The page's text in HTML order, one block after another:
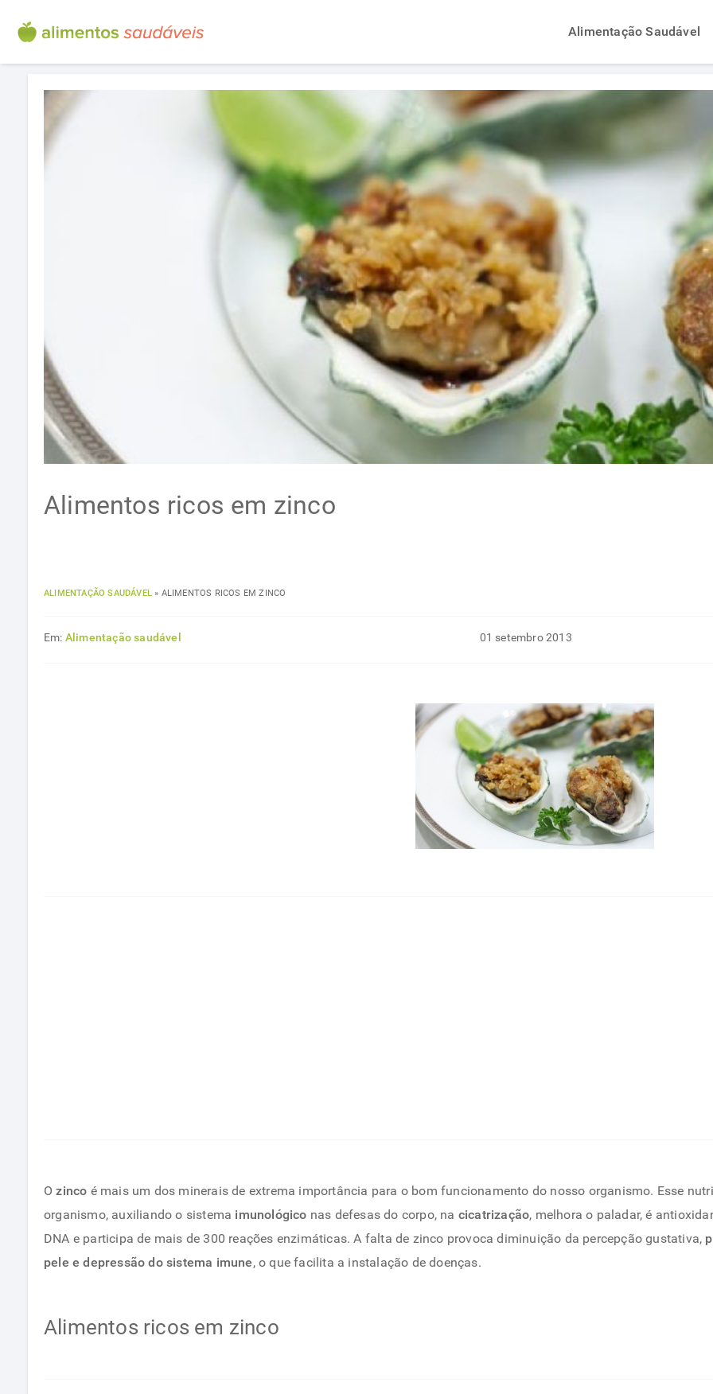
Alimentação Saudável
Alimentos ricos em zinco
ALIMENTAÇÃO SAUDÁVEL » ALIMENTOS RICOS EM ZINCO
Em: Alimentação saudável 01 setembro 2013
Ozinco é mais um dos minerais de extrema importância para o bom funcionamento do nosso organismo. Esse
organismo, auxiliando o sistema imunológico nas defesas do corpo, na cicatrização, melhora o paladar, é
DNA e participa de mais de 300 reações enzimáticas. A falta de zinco provoca diminuição da percepção gustativa,
pele e depressão do sistema imune, o que facilita a instalação de doenças.
Alimentos ricos em zinco